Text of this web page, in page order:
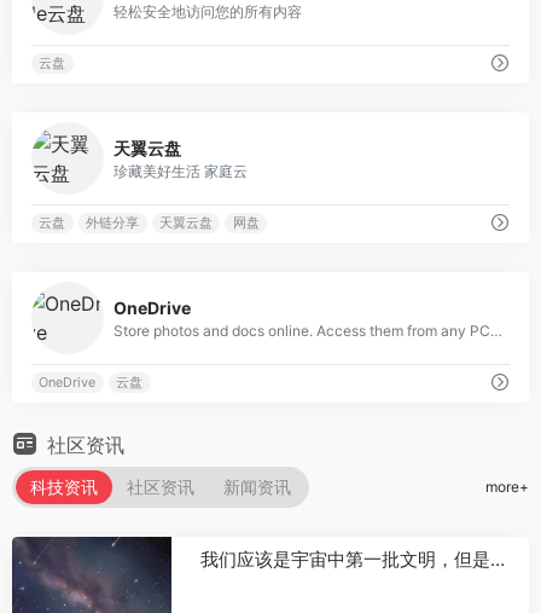
轻松安全地访问您的所有内容
云盘
天翼云盘
珍藏美好生活 家庭云
云盘 外链分享 天翼云盘 网盘
OneDrive
Store photos and docs online. Access them from any PC, Mac or phone. Create and work together on Word, Excel or PowerPoint documents.
OneDrive 云盘
社区资讯
科技资讯 社区资讯 新闻资讯 more+
我们应该是宇宙中第一批文明，但是可能已经站在生死线之前!